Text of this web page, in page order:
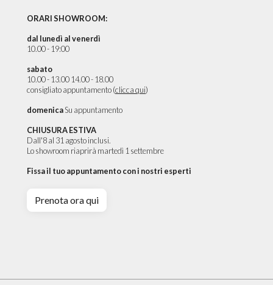
ORARI SHOWROOM:
dal lunedì al venerdì
10.00 - 19:00
sabato
10.00 - 13.00 14.00 - 18.00
consigliato appuntamento (clicca qui)
domenicaSu appuntamento
CHIUSURA ESTIVA
Dall'8 al 31 agosto inclusi.
Lo showroom riaprirà martedì 1 settembre
Fissa il tuo appuntamento con i nostri esperti
Prenota ora qui